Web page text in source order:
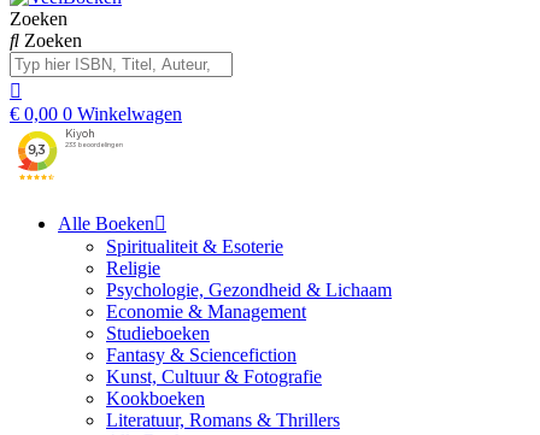
Zoeken
Zoeken
€ 0,00 0 Winkelwagen
Alle Boeken
Spiritualiteit & Esoterie
Religie
Psychologie, Gezondheid & Lichaam
Economie & Management
Studieboeken
Fantasy & Sciencefiction
Kunst, Cultuur & Fotografie
Kookboeken
Literatuur, Romans & Thrillers